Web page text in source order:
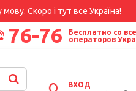
Скоро і тут все Україна!
76-76
Бесплатно со
операторов
ВХОД